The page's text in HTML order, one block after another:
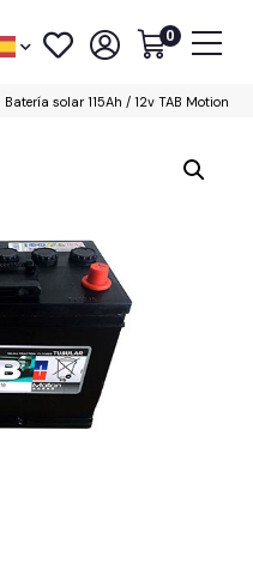
0
Batería solar 115Ah / 12v TAB Motion